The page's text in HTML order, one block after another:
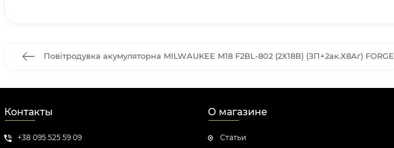
Повітродувка акумуляторна MILWAUKEE M18 F2BL-802 (2Х18В) (ЗП+2ак.Х8Аг) FORGE
Контакты
+38 095 525 59 09
О магазине
Статьи